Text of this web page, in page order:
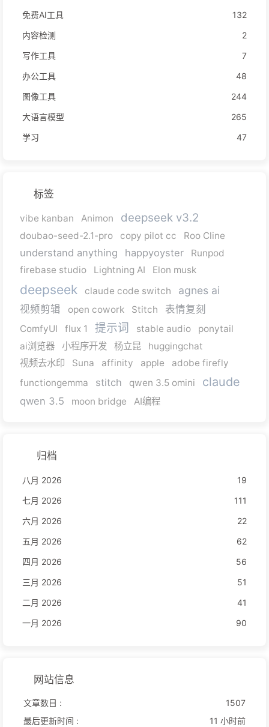
免费AI工具
132
内容检测
2
写作工具
7
办公工具
48
图像工具
244
大语言模型
265
学习
47
标签
vibe kanban Animon deepseek v3.2
doubao-seed-2.1-pro copy pilot cc Roo Cline
understand anything happyoyster
Runpod
firebase studio
Lightning AI Elon musk
deepseek claude code switch agnes ai
视频剪辑 open cowork Stitch 表情复刻
ComfyUI flux 1 提示词 stable audio
ponytail
ai浏览器
小程序开发 杨立昆
huggingchat
视频去水印
Suna affinity apple
adobe firefly
functiongemma
stitch qwen 3.5 omini claude
qwen 3.5 moon bridge AI编程
归档
八月 2026
19
七月 2026
111
六月 2026
22
五月 2026
62
四月 2026
56
三月 2026
51
二月 2026
41
一月 2026
90
网站信息
文章数目 :
1507
最后更新时间 :
11 小时前